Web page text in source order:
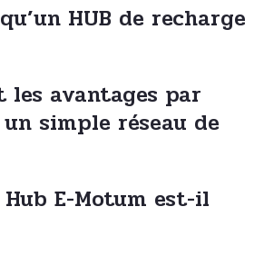
HUB de recharge
les avantages par
simple réseau de
E-Motum est-il